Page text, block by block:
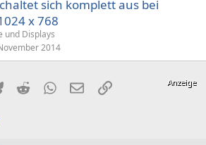
sich komplett aus bei
x 768
und Displays
2014
BlueskyRedditWhatsApp
E-MailLink